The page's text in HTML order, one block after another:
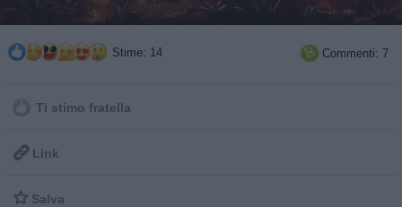
Stime: 14  Commenti: 7
Ti stimo fratella
 Link
 Salva